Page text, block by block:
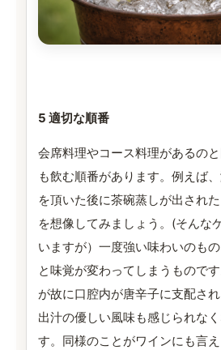
5 適切な順番
会席料理やコース料理があるの
も飲む順番があります。例えば
を頂いた後に茶碗蒸しが出され
を想像してみましょう。(そんな
いますが）一度強い味わいのも
と味覚が変わってしまうもので
が故に口腔内が唐辛子に支配さ
出汁の優しい風味も感じられな
す。同様のことがワインにも言